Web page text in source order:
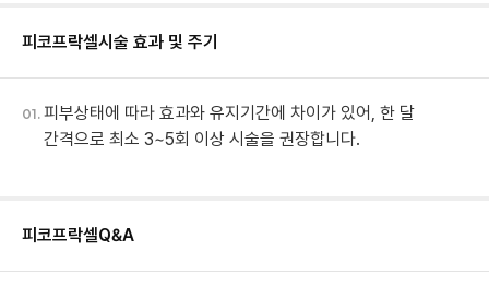
피코프락셀시술 효과 및 주기
01. 피부상태에 따라 효과와 유지기간에 차이가 있어, 한 달
간격으로 최소 3~5회 이상 시술을 권장합니다.
피코프락셀Q&A